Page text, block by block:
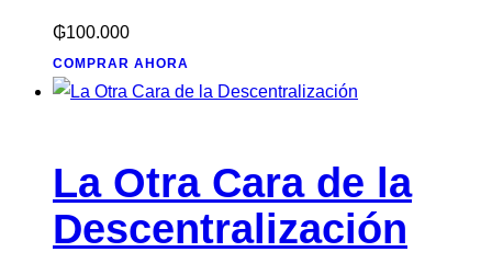
₲100.000
COMPRAR AHORA
La Otra Cara de la
Descentralización